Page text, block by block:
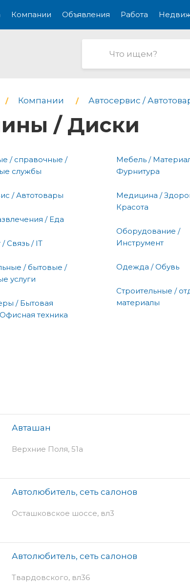
Компании Объявления Работа
Компании Автосервис /
/ Диски
/ справочные /
службы
/ Автотовары
/ Еда
Связь / IT
/ бытовые /
услуги
/ Бытовая
техника
Мебель /
Фурнитура
Медицина /
Красота
Оборудование /
Инструмент
Одежда / Обувь
Строительные /
материалы
Авташан
Верхние Поля, 51а
Автолюбитель, сеть салонов
Осташковское шоссе, вл3
Автолюбитель, сеть салонов
Твардовского, вл36